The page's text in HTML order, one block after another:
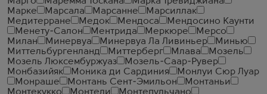
Марке
Марсала Марсанне
Марсиллак
Медитерране
Медок Мендоса
Мендосино Каунти
Менету-Салон
Ментрида Меркюре
Мерсо
Милан
Минервуа Минервуа Ла Ливиньер
Минью
Миттельбургенланд
Миттерберг Млава
Мозель
Мозель Люксембуржуаз
Мозель-Саар-Рувер
Монбазийяк
Моника ди Сардиния
Монлуи Сюр Луар
Монраше
Монтань Сент-Эмильон
Монтаньи